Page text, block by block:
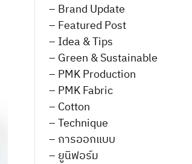
– Brand Update
– Featured Post
– Idea & Tips
– Green & Sustainable
– PMK Production
– PMK Fabric
– Cotton
– Technique
– การออกแบบ
– ยูนิฟอร์ม